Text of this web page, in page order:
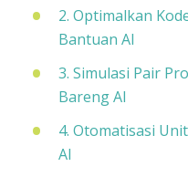
2. Optimalkan
Bantuan AI
3. Simulasi Pair
Bareng AI
4. Otomatisasi
AI